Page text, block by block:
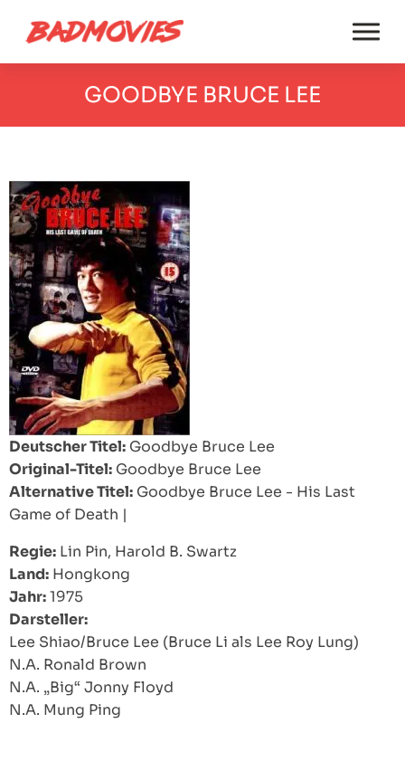
GOODBYE BRUCE LEE
Deutscher Titel: Goodbye Bruce Lee
Original-Titel: Goodbye Bruce Lee
Alternative Titel: Goodbye Bruce Lee - His Last
Game of Death |
Regie: Lin Pin, Harold B. Swartz
Land: Hongkong
Jahr:1975
Darsteller:
Lee Shiao/Bruce Lee (Bruce Li als Lee Roy Lung)
N.A. Ronald Brown
N.A. „Big“ Jonny Floyd
N.A. Mung Ping